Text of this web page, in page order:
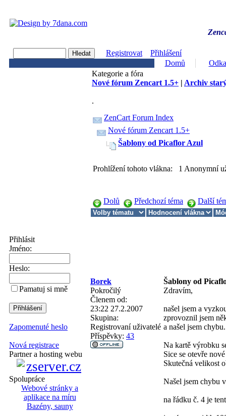
Registrovat
Přihlášení
Domů
Přihlásit
Jméno:
Heslo:
Pamatuj si mně
Zapomenuté heslo
Nová registrace
Partner a hosting webu
Spolupráce
Webové stránky a
aplikace na míru
Bazény, sauny
Kategorie a fóra
Nové fórum Zencart 1.5+ | Archiv
.
ZenCart Forum Index
Nové fórum Zencart 1.5+
Šablony od Picaflor Azul
Prohlížení tohoto vlákna: 1 Anonymní
Dolů Předchozí téma Další
Borek
Šablony od
Pokročilý
Členem od:
23:22 27.2.2007
Skupina:
Registrovaní uživatelé
Příspěvky: 43
Zdravím,
našel jsem a
zprovoznil jsem
a našel jsem chybu.
Na kartě výrobku
Sice se otevře
Skutečná velikost
Našel jsem chybu
na řádku č. 4 je